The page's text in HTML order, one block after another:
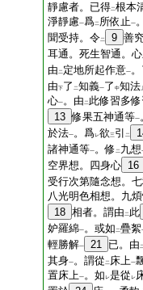
靜慮者。已得二根本
淨靜慮一爲二 所依止一
聞受持。令二 9 善
耳通。死生智通。
由 二 定地所起作意一
由下了 二知義一了 中知法
心一。由 二 此修習多
13 修果五神通等一
於法一。爲レ欲三引 二
諸神通等一。修 二 九想
空界想。四身心 16
受行次第隨念想。
八光明色相想。九
18 相者。謂由 二 此
妒羅綿一。或如 二疊絮
輕勝解一 21 已。由
其身一。謂從 二 床上一
置床上一。如 レ是從 レ